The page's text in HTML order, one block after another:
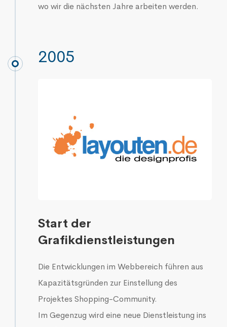
wo wir die nächsten Jahre arbeiten werden.
2005
Start der
Grafikdienstleistungen
Die Entwicklungen im Webbereich führen aus
Kapazitätsgründen zur Einstellung des
Projektes Shopping-Community.
Im Gegenzug wird eine neue Dienstleistung ins